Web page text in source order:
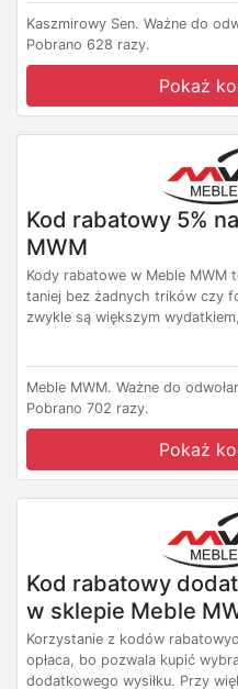
Kaszmirowy Sen. Ważne do
Pobrano 628 razy.
Pokaż
Kod rabatowy 5%
MWM
Kody rabatowe w Meble
taniej bez żadnych trików czy
zwykle są większym
Meble MWM. Ważne do
Pobrano 702 razy.
Pokaż
Kod rabatowy
w sklepie Meble
Korzystanie z kodów
opłaca, bo pozwala kupić
dodatkowego wysiłku. Przy